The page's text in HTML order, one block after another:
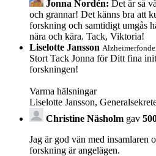
Jonna Nordén: Det är så
och grannar! Det känns bra att
forskning och samtidigt umgås
nära och kära. Tack, Viktoria!
Liselotte Jansson
Stort Tack Jonna för Ditt fina
forskningen!
Varma hälsningar
Liselotte Jansson,
Christine Näsholm gav
Jag är god vän med insamlaren
forskning är angelägen.